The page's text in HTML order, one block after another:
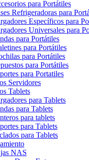
para Portátiles
Refrigeradoras para
Específicos para
Universales para
para Portátiles
para Portátiles
para Portátiles
para Portátiles
para Portatiles
Servidores
Tablets
para Tablets
para Tablets
para tablets
para Tablets
para Tablets
NAS